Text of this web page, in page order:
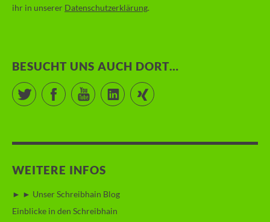
ihr in unserer Datenschutzerklärung.
BESUCHT UNS AUCH DORT…
Twitter FacebookYouTubeLinkedInXing
WEITERE INFOS
► ► Unser Schreibhain Blog
Einblicke in den Schreibhain